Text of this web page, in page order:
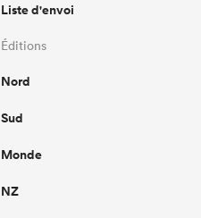
Liste d'envoi
Éditions
Nord
Sud
Monde
NZ